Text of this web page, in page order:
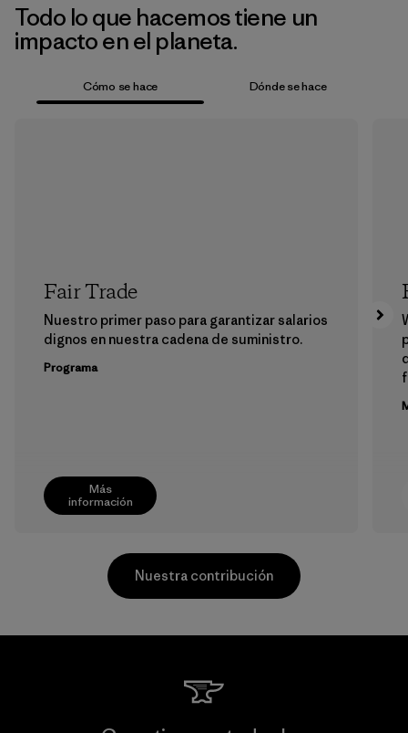
Todo lo que hacemos tiene un
impacto en el planeta.
Cómo se hace Dónde se hace
Más
información
Fair Trade
Nuestro primer paso para garantizar salarios
dignos en nuestra cadena de suministro.
Programa
Nuestra contribución